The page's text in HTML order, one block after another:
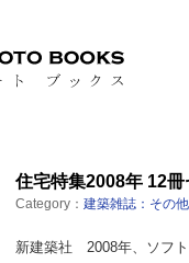
住宅特集2008年 12冊
Category： 建築雑誌：その他
新建築社 2008年、ソフ